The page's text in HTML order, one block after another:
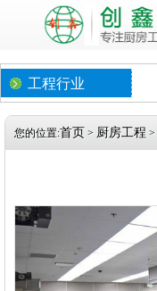
工程行业
您的位置:首页 > 厨房工程 >